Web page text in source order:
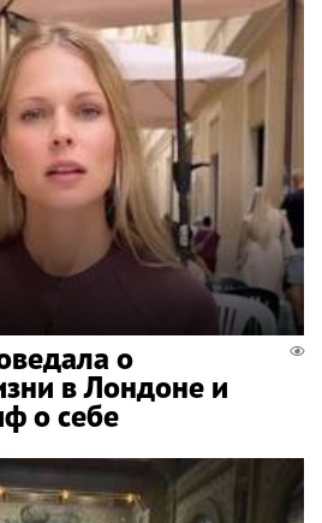
о
в Лондоне и
о себе